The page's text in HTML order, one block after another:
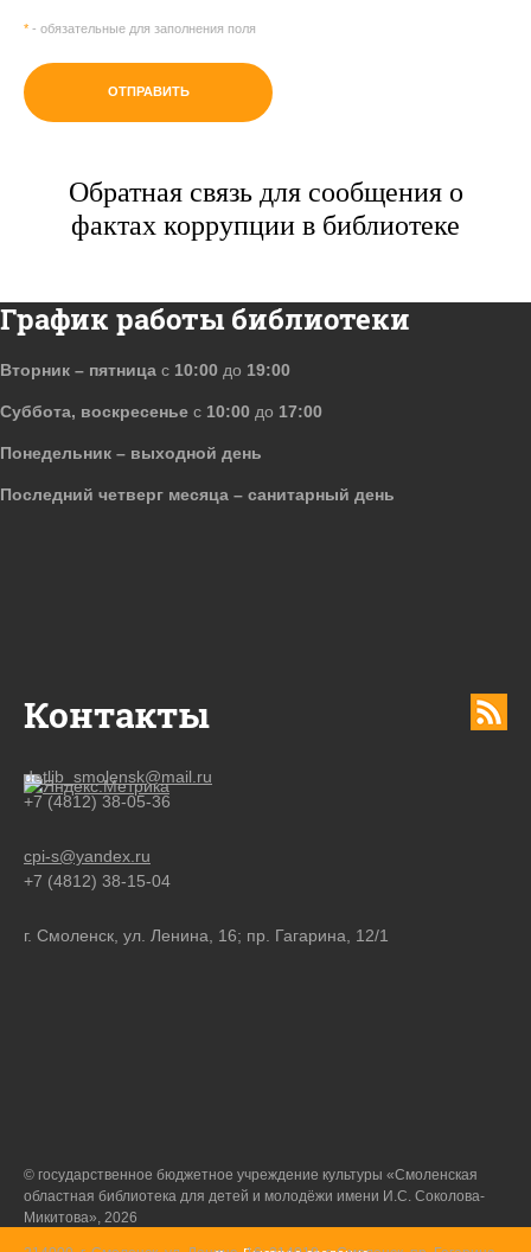
* - обязательные для заполнения поля
ОТПРАВИТЬ
Обратная связь для сообщения о
фактах коррупции в библиотеке
Контакты
detlib_smolensk@mail.ru
+7 (4812) 38-05-36
cpi-s@yandex.ru
+7 (4812) 38-15-04
г. Смоленск, ул. Ленина, 16; пр. Гагарина, 12/1
График работы библиотеки
Вторник – пятница с 10:00 до 19:00
Суббота, воскресенье с 10:00 до 17:00
Понедельник – выходной день
Последний четверг месяца – санитарный день
© государственное бюджетное учреждение культуры «Смоленская
областная библиотека для детей и молодёжи имени И.С. Соколова-
Микитова», 2026